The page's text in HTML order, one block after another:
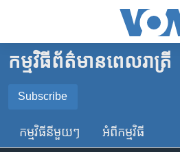
គេហទំព័រ​
ទាក់ទង
រំលង​
កម្ពុជា
អន្តរជាតិ
ចិន
កម្មវិធី​ព័ត៌មាន​ពេលរាត្រី
Subscribe
SUBSCRIBE
កម្មវិធី​នីមួយៗ អំពី​កម្មវិធី​